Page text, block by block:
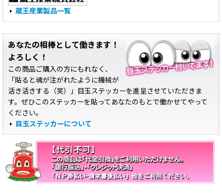
蔵王産業製品一覧
あなたの相棒として働きます！
よろしく！
この商品ご購入の方にもれなく、
「貼ると魂が注がれたように機械が
活き活きする（笑）」目玉ステッカーを進呈させていただきま
す。ぜひこのステッカーを貼ってあなたのもとで働かせてやって
ください。
目玉ステッカーについて